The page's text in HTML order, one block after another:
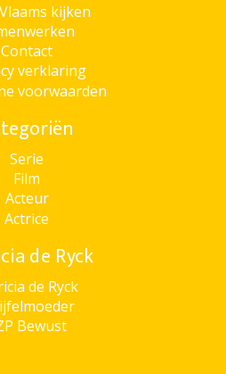
kijken
Contact
verklaring
voorwaarden
Serie
Film
Acteur
Actrice
de Ryck
de Ryck
Bewust